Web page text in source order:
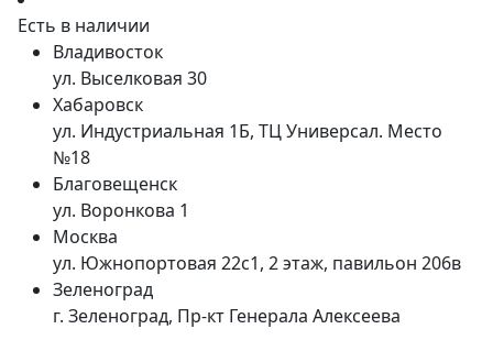
Есть в наличии
Владивосток
ул. Выселковая 30
Хабаровск
ул. Индустриальная 1Б, ТЦ Универсал. Место
№18
Благовещенск
ул. Воронкова 1
Москва
ул. Южнопортовая 22с1, 2 этаж, павильон 206в
Зеленоград
г. Зеленоград, Пр-кт Генерала Алексеева